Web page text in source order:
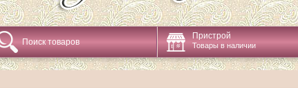
Поиск товаров
Пристрой
Товары в наличии